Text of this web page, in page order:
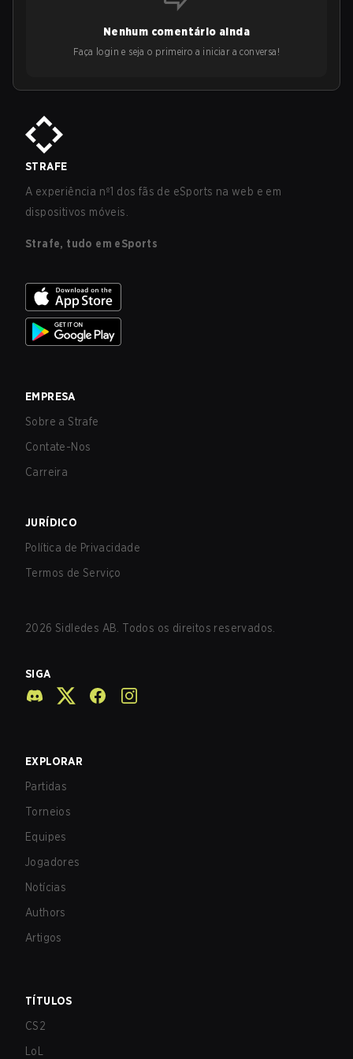
Nenhum comentário ainda
Faça login e seja o primeiro a iniciar a conversa!
STRAFE
A experiência nº1 dos fãs de eSports na web e em
dispositivos móveis.
Strafe, tudo em eSports
EMPRESA
Sobre a Strafe
Contate-Nos
Carreira
JURÍDICO
Política de Privacidade
Termos de Serviço
2026 Sidledes AB. Todos os direitos reservados.
SIGA
EXPLORAR
Partidas
Torneios
Equipes
Jogadores
Notícias
Authors
Artigos
TÍTULOS
CS2
LoL